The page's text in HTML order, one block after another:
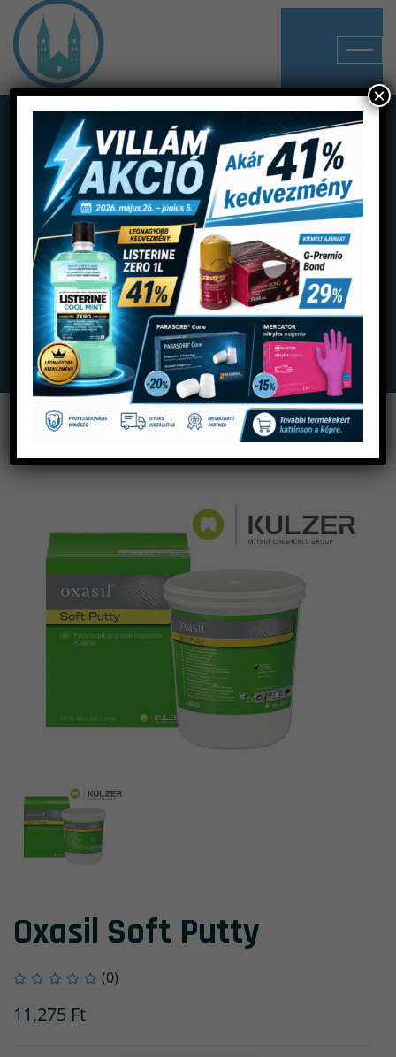
Shop
Home Termékek
Lenyomatanyagok
Alaplenyomatanyagok - C szilikonok
Oxasil Soft Putty
Oxasil Soft Putty
(0)
11,275 Ft
×